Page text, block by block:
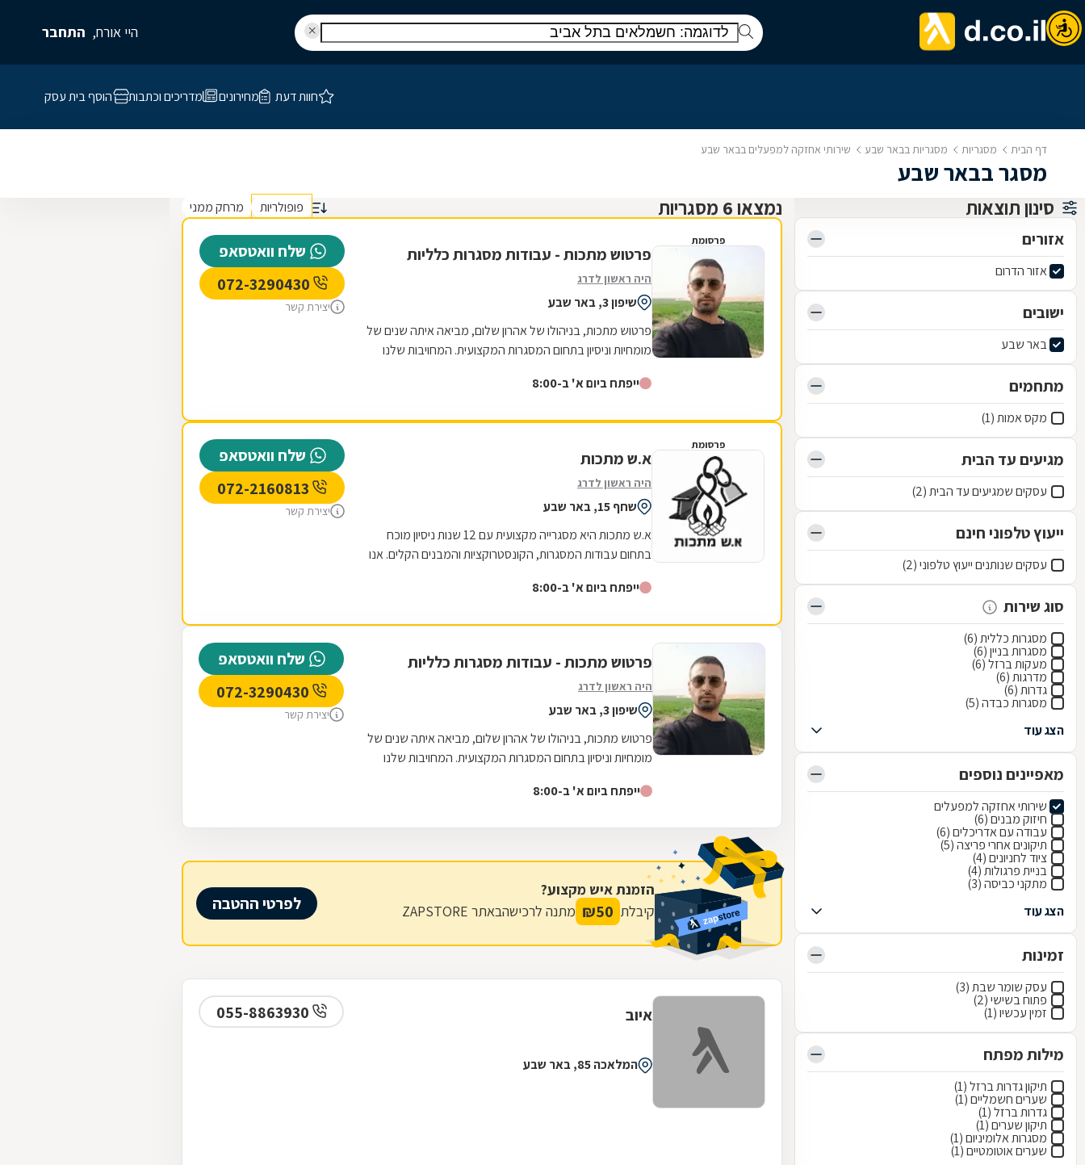
היי אורח, התחבר
חוות דעת מחירונים מדריכים וכתבות הוסף בית עסק
דף הבית מסגריות מסגריות בבאר שבע שירותי אחזקה למפעלים בבאר שבע
מסגר בבאר שבע
סינון תוצאות
אזורים
אזור הדרום
ישובים
באר שבע
מתחמים
מקס אמות (1)
מגיעים עד הבית
עסקים שמגיעים עד הבית (2)
ייעוץ טלפוני חינם
עסקים שנותנים ייעוץ טלפוני (2)
סוג שירות
מסגרות כללית (6)
מסגרות בניין (6)
מעקות ברזל (6)
מדרגות (6)
גדרות (6)
מסגרות כבדה (5)
הצג עוד
מאפיינים נוספים
שירותי אחזקה למפעלים
חיזוק מבנים (6)
עבודה עם אדריכלים (6)
תיקונים אחרי פריצה (5)
ציוד לחניונים (4)
בניית פרגולות (4)
מתקני כביסה (3)
הצג עוד
זמינות
עסק שומר שבת (3)
פתוח בשישי (2)
זמין עכשיו (1)
מילות מפתח
תיקון גדרות ברזל (1)
שערים חשמליים (1)
גדרות ברזל (1)
תיקון שערים (1)
מסגרות אלומיניום (1)
שערים אוטומטיים (1)
נמצאו 6 מסגריות פופולריות מרחק ממני
פרסומת
פרטוש מתכות - עבודות מסגרות כלליות
היה ראשון לדרג
שיפון 3, באר שבע
פרטוש מתכות, בניהולו של אהרון שלום, מביאה איתה שנים של
מומחיות וניסיון בתחום המסגרות המקצועית. המחויבות שלנו
ייפתח ביום א' ב-8:00
שלח וואטסאפ
יצירת קשר
פרסומת
א.ש מתכות
היה ראשון לדרג
שחף 15, באר שבע
א.ש מתכות היא מסגרייה מקצועית עם 12 שנות ניסיון מוכח
בתחום עבודות המסגרות, הקונסטרוקציות והמבנים הקלים. אנו
ייפתח ביום א' ב-8:00
שלח וואטסאפ
יצירת קשר
פרטוש מתכות - עבודות מסגרות כלליות
היה ראשון לדרג
שיפון 3, באר שבע
פרטוש מתכות, בניהולו של אהרון שלום, מביאה איתה שנים של
מומחיות וניסיון בתחום המסגרות המקצועית. המחויבות שלנו
ייפתח ביום א' ב-8:00
שלח וואטסאפ
יצירת קשר
הזמנת איש מקצוע?
קיבלת 50
₪ מתנה לרכישהבאתר ZAPSTORE לפרטי ההטבה
איוב
המלאכה 85, באר שבע